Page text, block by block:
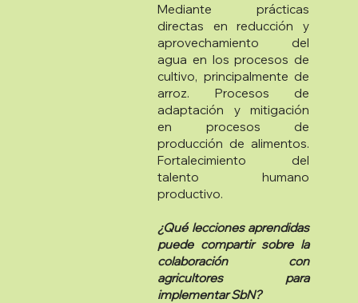
Mediante prácticas
directas en reducción y
aprovechamiento del
agua en los procesos de
cultivo, principalmente de
arroz. Procesos de
adaptación y mitigación
en procesos de
producción de alimentos.
Fortalecimiento del
talento humano
productivo.
¿Qué lecciones aprendidas
puede compartir sobre la
colaboración con
agricultores para
implementar SbN?